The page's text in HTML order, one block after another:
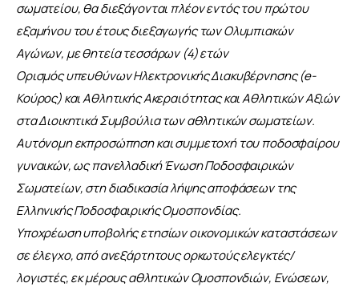
σωματείου, θα διεξάγονται πλέον εντός του πρώτου
εξαμήνου του έτους διεξαγωγής των Ολυμπιακών
Αγώνων, με θητεία τεσσάρων (4) ετών
Ορισμός υπευθύνων Ηλεκτρονικής Διακυβέρνησης (e-
Κούρος) και Αθλητικής Ακεραιότητας και Αθλητικών Αξιών
στα Διοικητικά Συμβούλια των αθλητικών σωματείων.
Αυτόνομη εκπροσώπηση και συμμετοχή του ποδοσφαίρου
γυναικών, ως πανελλαδική Ένωση Ποδοσφαιρικών
Σωματείων, στη διαδικασία λήψης αποφάσεων της
Ελληνικής Ποδοσφαιρικής Ομοσπονδίας.
Υποχρέωση υποβολής ετησίων οικονομικών καταστάσεων
σε έλεγχο, από ανεξάρτητους ορκωτούς ελεγκτές/
λογιστές, εκ μέρους αθλητικών Ομοσπονδιών, Ενώσεων,